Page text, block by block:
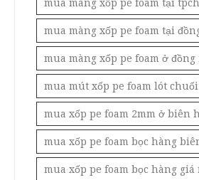
mua màng xốp pe foam tại
mua màng xốp pe foam tại
mua màng xốp pe foam ở
mua mút xốp pe foam lót
mua xốp pe foam 2mm ở biên
mua xốp pe foam bọc hàng
mua xốp pe foam bọc hàng giá